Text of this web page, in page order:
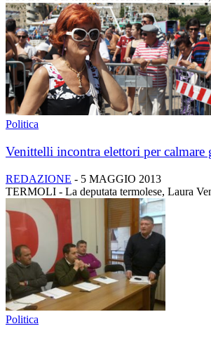
Politica
Venittelli incontra elettori per
REDAZIONE - 5 MAGGIO 2013
TERMOLI - La deputata termolese, Laura
Politica